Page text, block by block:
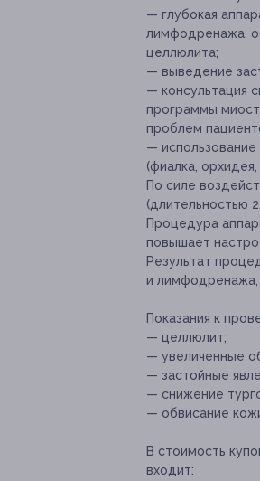
— глубокая
лимфодренажа,
целлюлита;
— выведение
— консультация
программы
проблем
—
(фиалка, орхидея,
По силе
(длительностью
Процедура
повышает
Результат
и лимфодренажа,
Показания к
— целлюлит;
— увеличенные
— застойные
— снижение
— обвисание
В стоимость
входит: